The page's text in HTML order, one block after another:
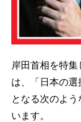
岸田首相を特
は、「日本の
となる次のよ
います。